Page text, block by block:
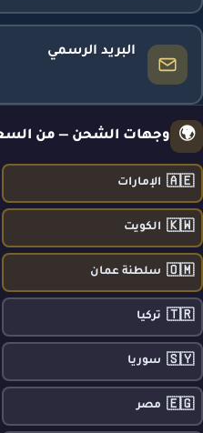
البريد الرسمي
🌍 وجهات الشحن — من
🇦🇪 الإمارات
🇰🇼 الكويت
🇴🇲 سلطنة عمان
🇹🇷 تركيا
🇸🇾 سوريا
🇪🇬 مصر